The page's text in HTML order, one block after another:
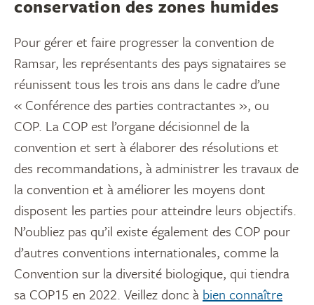
conservation des zones humides
Pour gérer et faire progresser la convention de
Ramsar, les représentants des pays signataires se
réunissent tous les trois ans dans le cadre d’une
« Conférence des parties contractantes », ou
COP. La COP est l’organe décisionnel de la
convention et sert à élaborer des résolutions et
des recommandations, à administrer les travaux de
la convention et à améliorer les moyens dont
disposent les parties pour atteindre leurs objectifs.
N’oubliez pas qu’il existe également des COP pour
d’autres conventions internationales, comme la
Convention sur la diversité biologique, qui tiendra
sa COP15 en 2022. Veillez donc à bien connaître